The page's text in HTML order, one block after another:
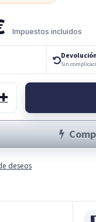
Impuestos incluidos
Sin
deseos